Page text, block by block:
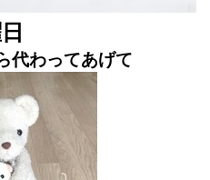
代わってあげて